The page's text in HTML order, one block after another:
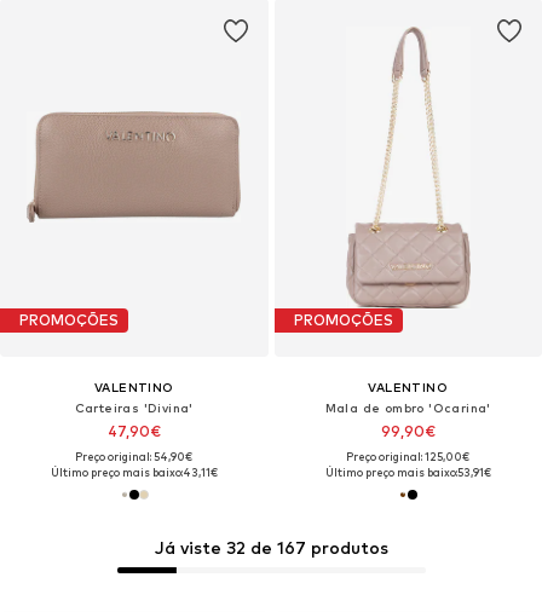
Já viste 32 de 167 produtos
PROMOÇÕES
VALENTINO
Carteiras 'Divina'
47,90€
Preço original: 54,90€
Último preço mais baixo:43,11€
PROMOÇÕES
VALENTINO
Mala de ombro 'Ocarina'
99,90€
Preço original: 125,00€
Último preço mais baixo:53,91€